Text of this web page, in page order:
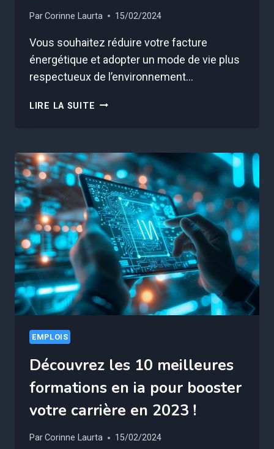
ParCorinne Laurta 15/02/2024
Vous souhaitez réduire votre facture
énergétique et adopter un mode de vie plus
respectueux de l’environnement…
LIRE LA SUITE ÉCONOMISEZ
ÉNERGÉTIQUES
GRÂCE
À
AZANEO
EMPLOIS
Découvrez les 10 meilleures
formations en ia pour booster
votre carrière en 2023 !
ParCorinne Laurta 15/02/2024